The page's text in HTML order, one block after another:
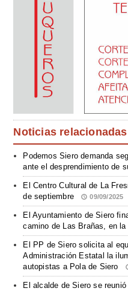
Noticias relacionadas
Podemos Siero demanda
ante el desprendimiento de
El Centro Cultural de La
de septiembre
09/09/2025
El Ayuntamiento de Siero
camino de Las Brañas, en
El PP de Siero solicita al
Administración Estatal la
autopistas a Pola de Siero
El alcalde de Siero se